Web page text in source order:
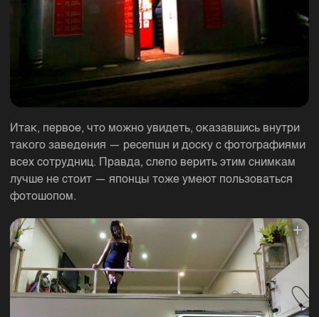
Итак, первое, что можно увидеть, оказавшись внутри
такого заведения — ресепшн и доску с фотографиями
всех сотрудниц. Правда, слепо верить этим снимкам
лучше не стоит — японцы тоже умеют пользоваться
фотошопом.